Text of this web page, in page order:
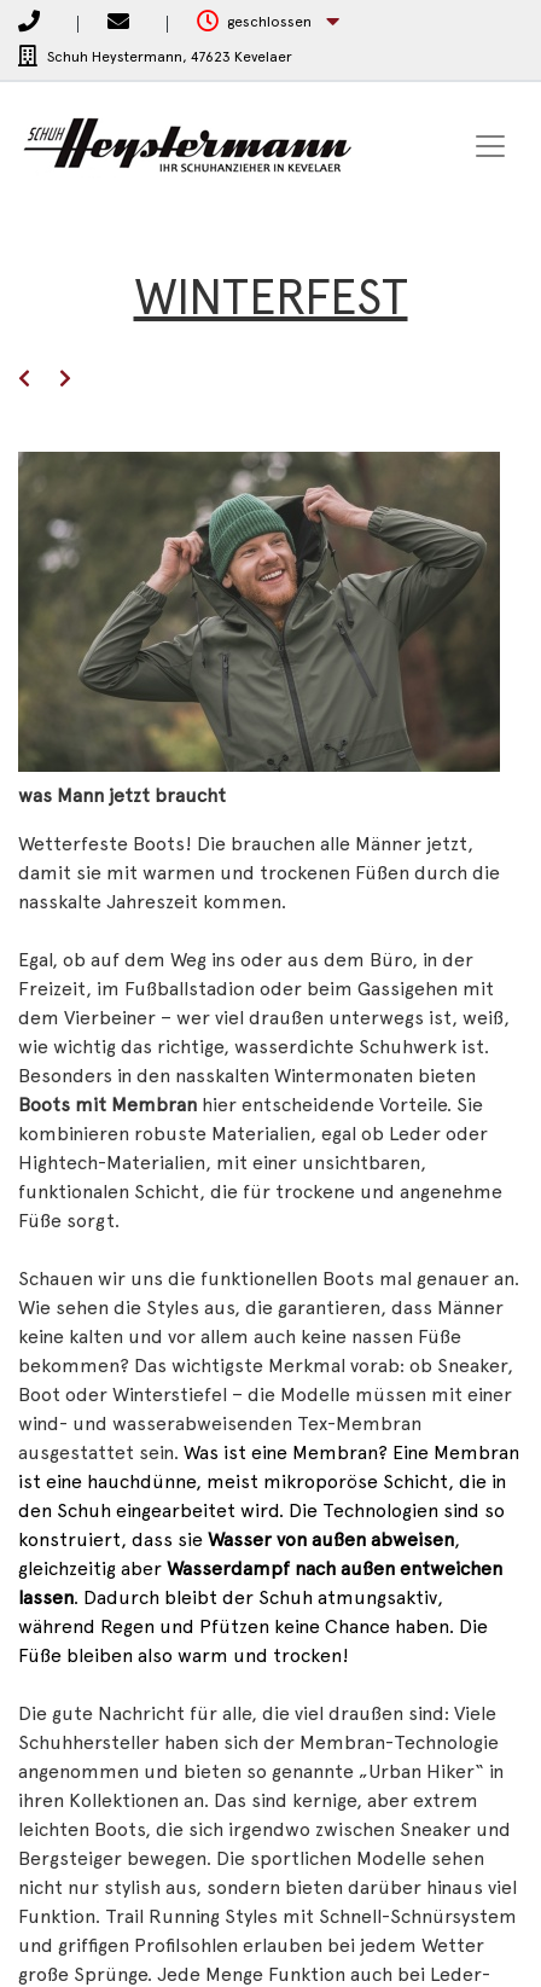
geschlossen
Schuh Heystermann, 47623 Kevelaer
WINTERFEST
was Mann jetzt braucht
Wetterfeste Boots! Die brauchen alle Männer jetzt,
damit sie mit warmen und trockenen Füßen durch die
nasskalte Jahreszeit kommen.
Egal, ob auf dem Weg ins oder aus dem Büro, in der
Freizeit, im Fußballstadion oder beim Gassigehen mit
dem Vierbeiner – wer viel draußen unterwegs ist, weiß,
wie wichtig das richtige, wasserdichte Schuhwerk ist.
Besonders in den nasskalten Wintermonaten bieten
Boots mit Membran hier entscheidende Vorteile. Sie
kombinieren robuste Materialien, egal ob Leder oder
Hightech-Materialien, mit einer unsichtbaren,
funktionalen Schicht, die für trockene und angenehme
Füße sorgt.
Schauen wir uns die funktionellen Boots mal genauer an.
Wie sehen die Styles aus, die garantieren, dass Männer
keine kalten und vor allem auch keine nassen Füße
bekommen? Das wichtigste Merkmal vorab: ob Sneaker,
Boot oder Winterstiefel – die Modelle müssen mit einer
wind- und wasserabweisenden Tex-Membran
ausgestattet sein. Was ist eine Membran? Eine Membran
ist eine hauchdünne, meist mikroporöse Schicht, die in
den Schuh eingearbeitet wird. Die Technologien sind so
konstruiert, dass sie Wasser von außen abweisen,
gleichzeitig aber Wasserdampf nach außen entweichen
lassen. Dadurch bleibt der Schuh atmungsaktiv,
während Regen und Pfützen keine Chance haben. Die
Füße bleiben also warm und trocken!
Die gute Nachricht für alle, die viel draußen sind: Viele
Schuhhersteller haben sich der Membran-Technologie
angenommen und bieten so genannte „Urban Hiker“ in
ihren Kollektionen an. Das sind kernige, aber extrem
leichten Boots, die sich irgendwo zwischen Sneaker und
Bergsteiger bewegen. Die sportlichen Modelle sehen
nicht nur stylish aus, sondern bieten darüber hinaus viel
Funktion. Trail Running Styles mit Schnell-Schnürsystem
und griffigen Profilsohlen erlauben bei jedem Wetter
große Sprünge. Jede Menge Funktion auch bei Leder-